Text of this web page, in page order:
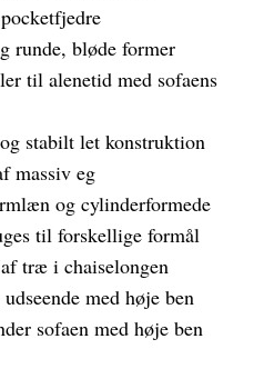
runde, bløde former
til alenetid med sofaens
stabilt let konstruktion
massiv eg
og cylinderformede
til forskellige formål
træ i chaiselongen
med høje ben
sofaen med høje ben